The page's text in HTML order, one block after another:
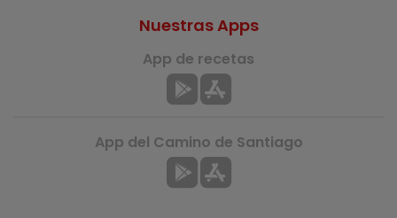
Nuestras Apps
App de recetas
App del Camino de Santiago